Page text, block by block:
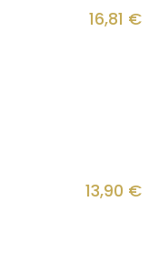
16,81 €
13,90 €